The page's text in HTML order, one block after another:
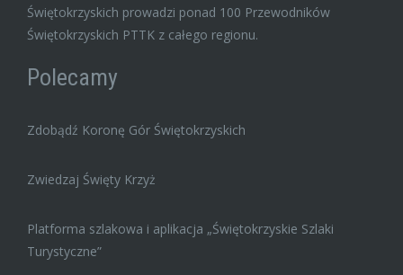
Świętokrzyskich prowadzi ponad 100 Przewodników
Świętokrzyskich PTTK z całego regionu.
Polecamy
Zdobądź Koronę Gór Świętokrzyskich
Zwiedzaj Święty Krzyż
Platforma szlakowa i aplikacja „Świętokrzyskie Szlaki
Turystyczne”